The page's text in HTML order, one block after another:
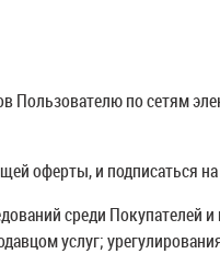
по сетям
оферты, и подписаться
среди Покупателей
услуг;